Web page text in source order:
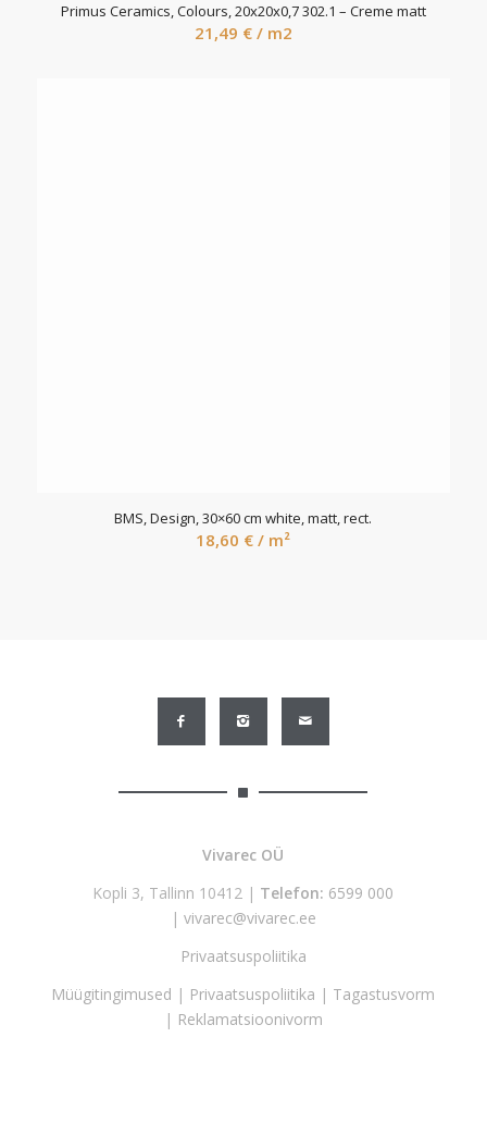
Primus Ceramics, Colours, 20x20x0,7 302.1 – Creme matt
21,49 € / m2
BMS, Design, 30×60 cm white, matt, rect.
18,60 € / m²
Vivarec OÜ
Kopli 3, Tallinn 10412 | Telefon: 6599 000
| vivarec@vivarec.ee
Privaatsuspoliitika
Müügitingimused | Privaatsuspoliitika | Tagastusvorm
| Reklamatsioonivorm